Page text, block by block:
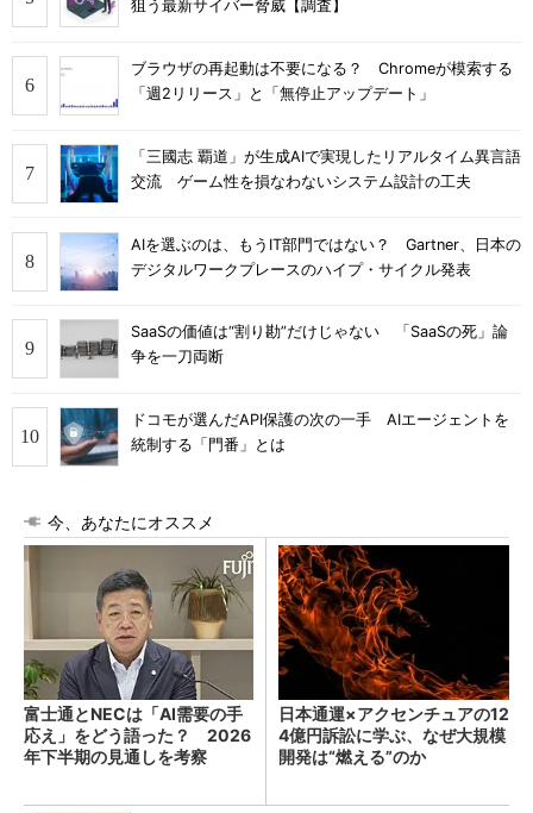
狙う最新サイバー脅威【調査】
ブラウザの再起動は不要になる？ Chromeが模索する
「週2リリース」と「無停止アップデート」
「三國志 覇道」が生成AIで実現したリアルタイム異言語
交流 ゲーム性を損なわないシステム設計の工夫
AIを選ぶのは、もうIT部門ではない？ Gartner、日本の
デジタルワークプレースのハイプ・サイクル発表
SaaSの価値は“割り勘”だけじゃない 「SaaSの死」論
争を一刀両断
ドコモが選んだAPI保護の次の一手 AIエージェントを
統制する「門番」とは
今、あなたにオススメ
富士通とNECは「AI需要の手
応え」をどう語った？ 2026
年下半期の見通しを考察
日本通運×アクセンチュアの12
4億円訴訟に学ぶ、なぜ大規模
開発は“燃える”のか